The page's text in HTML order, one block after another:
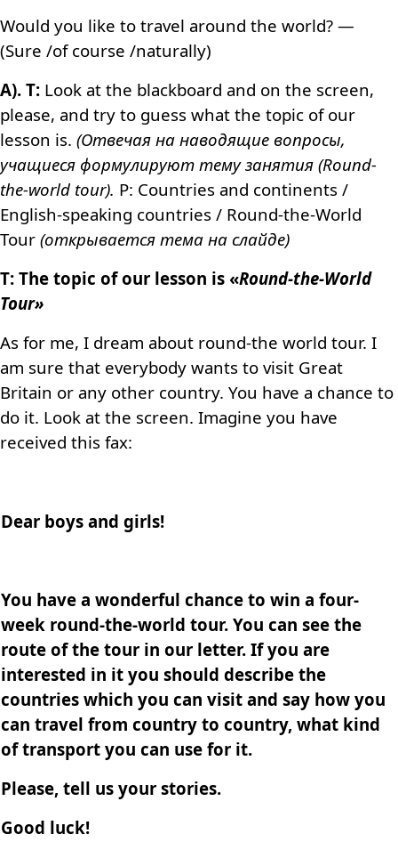
Would you like to travel around the world? —
(Sure /of course /naturally)
A). T: Look at the blackboard and on the screen,
please, and try to guess what the topic of our
lesson is. (Отвечая на наводящие вопросы,
учащиеся формулируют тему занятия (Round-
the-world tour). P: Countries and continents /
English-speaking countries / Round-the-World
Tour (открывается тема на слайде)
T: The topic of our lesson is «Round-the-World
Tour»
As for me, I dream about round-the world tour. I
am sure that everybody wants to visit Great
Britain or any other country. You have a chance to
do it. Look at the screen. Imagine you have
received this fax:
Dear boys and girls!
You have a wonderful chance to win a four-
week round-the-world tour. You can see the
route of the tour in our letter. If you are
interested in it you should describe the
countries which you can visit and say how you
can travel from country to country, what kind
of transport you can use for it.
Please, tell us your stories.
Good luck!